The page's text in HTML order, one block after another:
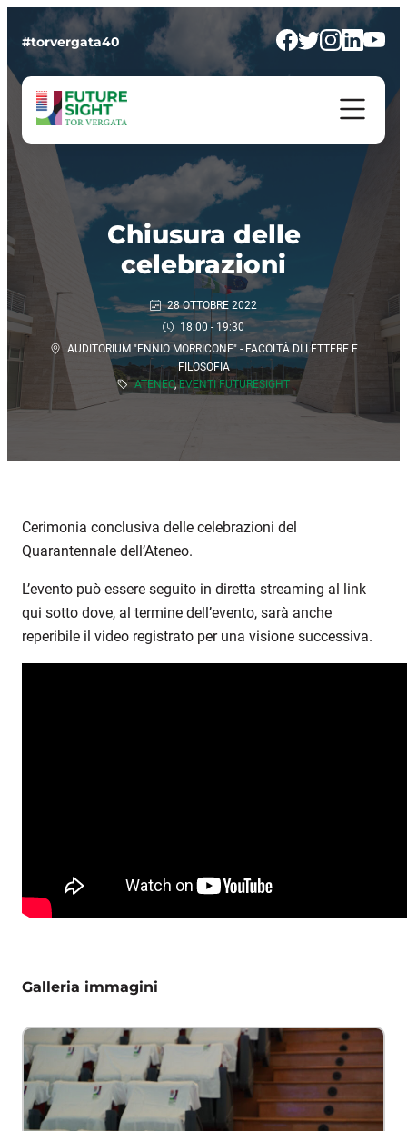
#torvergata40
Chiusura delle
celebrazioni
28 OTTOBRE 2022
18:00 - 19:30
AUDITORIUM "ENNIO MORRICONE" - FACOLTÀ DI LETTERE E
FILOSOFIA
ATENEO,EVENTI FUTURESIGHT
Cerimonia conclusiva delle celebrazioni del
Quarantennale dell’Ateneo.
L’evento può essere seguito in diretta streaming al link
qui sotto dove, al termine dell’evento, sarà anche
reperibile il video registrato per una visione successiva.
Galleria immagini